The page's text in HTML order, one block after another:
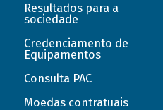
Resultados para a
sociedade
Credenciamento de
Equipamentos
Consulta PAC
Moedas contratuais